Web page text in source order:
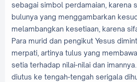
sebagai simbol perdamaian, karena
bulunya yang menggambarkan
melambangkan kesetiaan, karena
Para murid dan pengikut Yesus
merpati, artinya tulus yang
setia terhadap nilai-nilai dan
diutus ke tengah-tengah serigala